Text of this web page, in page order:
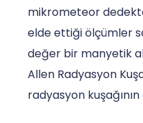
mikrometeor
elde ettiği ölçümler
değer bir manyetik
Allen Radyasyon
radyasyon kuşağının